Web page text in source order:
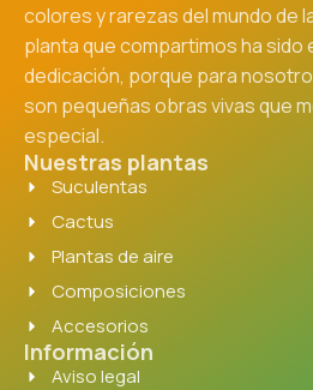
colores y rarezas del mundo de
planta que compartimos ha sido
dedicación, porque para
son pequeñas obras vivas que
especial.
Nuestras plantas
Suculentas
Cactus
Plantas de aire
Composiciones
Accesorios
Información
Aviso legal